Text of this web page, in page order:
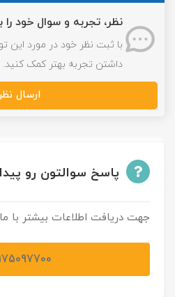
نظر، تجربه و سوال خود را
با ثبت نظر خود در مورد این
داشتن تجربه بهتر کمک کنید.
ارسال
پاسخ سوالتون رو
جهت دریافت اطلاعات بیشتر با